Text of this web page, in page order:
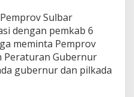
Sulbar
dengan pemkab 6
meminta Pemprov
Peraturan Gubernur
gubernur dan pilkada